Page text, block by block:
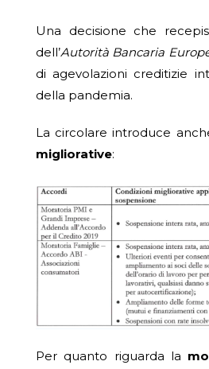
Una decisione che
dell’Autorità Bancaria
di agevolazioni creditizie
della pandemia.
La circolare introduce
migliorative:
Per quanto riguarda la